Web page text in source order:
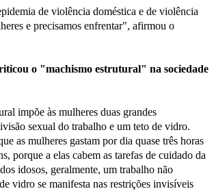
de violência doméstica e de violência
e precisamos enfrentar", afirmou o
o "machismo estrutural" na sociedade
impõe às mulheres duas grandes
sexual do trabalho e um teto de vidro.
as mulheres gastam por dia quase três horas
porque a elas cabem as tarefas de cuidado da
idosos, geralmente, um trabalho não
vidro se manifesta nas restrições invisíveis